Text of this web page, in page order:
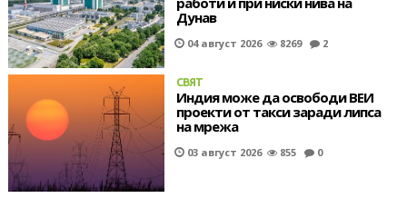
Дунав
04 август 2026 8269 2
СВЯТ
Индия може да освободи ВЕИ
проекти от такси заради липса
на мрежа
03 август 2026 855 0